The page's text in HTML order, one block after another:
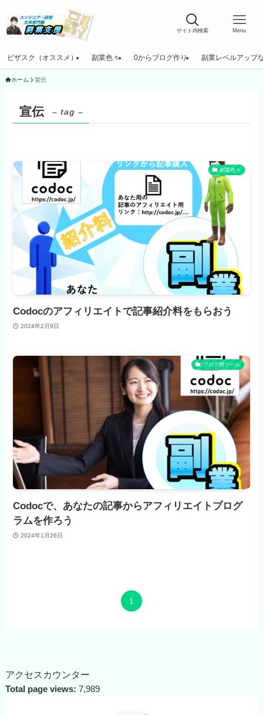
サイト内検索 Menu
ビザスク（オススメ） 副業色々 0からブログ作り 副業レベルアップ
ホーム 宣伝
宣伝 – tag –
副業色々
Codocのアフィリエイトで記事紹介料をもらおう
2024年2月9日
ブログ用ツール
Codocで、あなたの記事からアフィリエイトプログ
ラムを作ろう
2024年1月26日
1
アクセスカウンター
Total page views: 7,989